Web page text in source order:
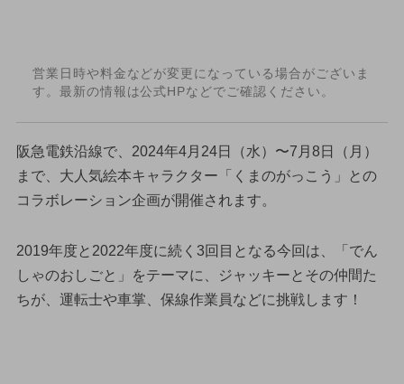
営業日時や料金などが変更になっている場合がございま
す。最新の情報は公式HPなどでご確認ください。
阪急電鉄沿線で、2024年4月24日（水）〜7月8日（月）
まで、大人気絵本キャラクター「くまのがっこう」との
コラボレーション企画が開催されます。
2019年度と2022年度に続く3回目となる今回は、「でん
しゃのおしごと」をテーマに、ジャッキーとその仲間た
ちが、運転士や車掌、保線作業員などに挑戦します！